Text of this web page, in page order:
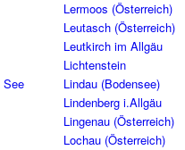
See
Lermoos (Österreich)
Leutasch (Österreich)
Leutkirch im Allgäu
Lichtenstein
Lindau (Bodensee)
Lindenberg i.Allgäu
Lingenau (Österreich)
Lochau (Österreich)